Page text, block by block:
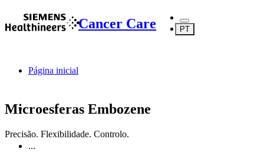
Cancer Care PT
Página inicial
...
Microesferas Embozene
Precisão. Flexibilidade. Controlo.